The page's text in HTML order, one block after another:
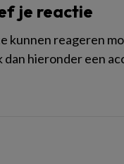
je reactie
kunnen reageren
dan hieronder een